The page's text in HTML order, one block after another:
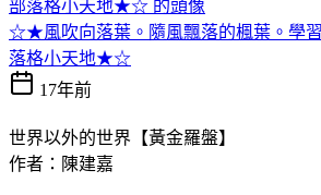
☆★風吹向落葉。隨風飄落的楓葉。學
落格小天地★☆
17年前
世界以外的世界【黃金羅盤】
作者：陳建嘉